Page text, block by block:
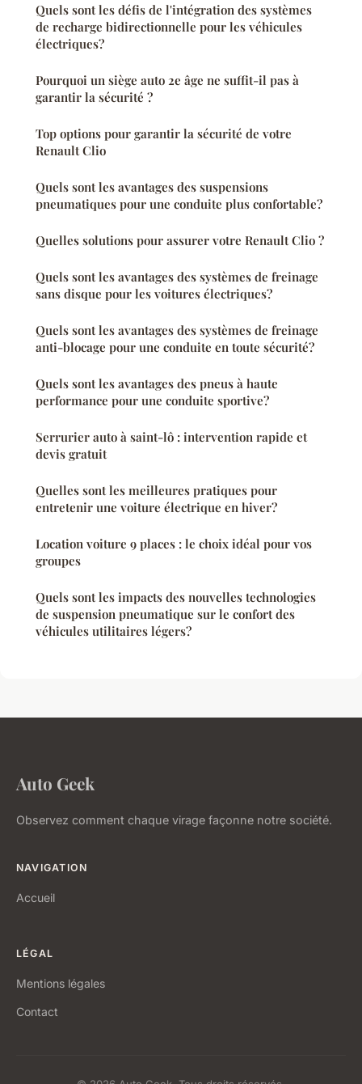
Quels sont les défis de l'intégration des systèmes
de recharge bidirectionnelle pour les véhicules
électriques?
Pourquoi un siège auto 2e âge ne suffit-il pas à
garantir la sécurité ?
Top options pour garantir la sécurité de votre
Renault Clio
Quels sont les avantages des suspensions
pneumatiques pour une conduite plus confortable?
Quelles solutions pour assurer votre Renault Clio ?
Quels sont les avantages des systèmes de freinage
sans disque pour les voitures électriques?
Quels sont les avantages des systèmes de freinage
anti-blocage pour une conduite en toute sécurité?
Quels sont les avantages des pneus à haute
performance pour une conduite sportive?
Serrurier auto à saint-lô : intervention rapide et
devis gratuit
Quelles sont les meilleures pratiques pour
entretenir une voiture électrique en hiver?
Location voiture 9 places : le choix idéal pour vos
groupes
Quels sont les impacts des nouvelles technologies
de suspension pneumatique sur le confort des
véhicules utilitaires légers?
Auto Geek
Observez comment chaque virage façonne notre société.
NAVIGATION
Accueil
LÉGAL
Mentions légales
Contact